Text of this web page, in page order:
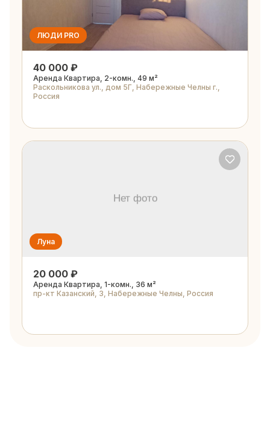
ЛЮДИ PRO
40 000 ₽
Аренда Квартира, 2-комн., 49 м²
Раскольникова ул., дом 5Г, Набережные Челны г.,
Россия
Луна
20 000 ₽
Аренда Квартира, 1-комн., 36 м²
пр-кт Казанский, 3, Набережные Челны, Россия